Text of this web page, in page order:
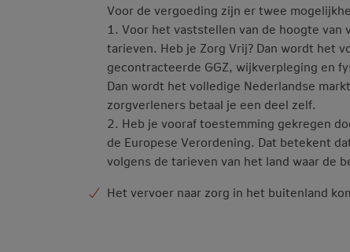
Voor de vergoeding zijn er twee
1. Voor het vaststellen van de hoogte
tarieven. Heb je Zorg Vrij? Dan wordt het
gecontracteerde GGZ, wijkverpleging en
Dan wordt het volledige Nederlandse
zorgverleners betaal je een deel zelf.
2. Heb je vooraf toestemming gekregen
de Europese Verordening. Dat betekent
volgens de tarieven van het land waar de
Het vervoer naar zorg in het buitenland